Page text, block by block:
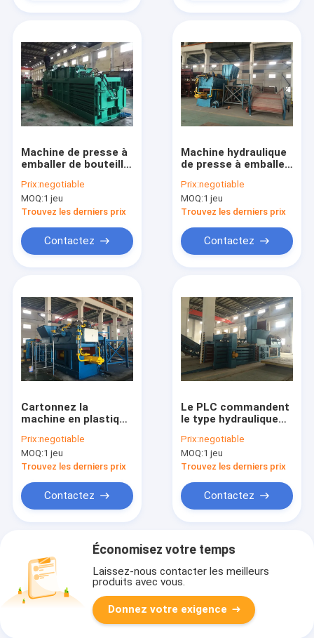
Machine de presse à
emballer de bouteille
boîte de chiffre
d'affaires pour les
matières plastiques
Prix:negotiable
MOQ:1 jeu
Trouvez les derniers prix
Contactez
Machine hydraulique
de presse à emballer
plastique de papier
de rebut des
matières non fixées
Prix:negotiable
MOQ:1 jeu
Trouvez les derniers prix
Contactez
Cartonnez la
machine en plastique
de bouteille d'animal
familier avec l'écran
tactile 15KW | 37kW
Prix:negotiable
MOQ:1 jeu
Trouvez les derniers prix
Contactez
Le PLC commandent
le type hydraulique
du client par taille de
emballage en
plastique de machine
Prix:negotiable
MOQ:1 jeu
Trouvez les derniers prix
Contactez
Économisez votre temps
Laissez-nous contacter les meilleurs
produits avec vous.
Donnez votre exigence